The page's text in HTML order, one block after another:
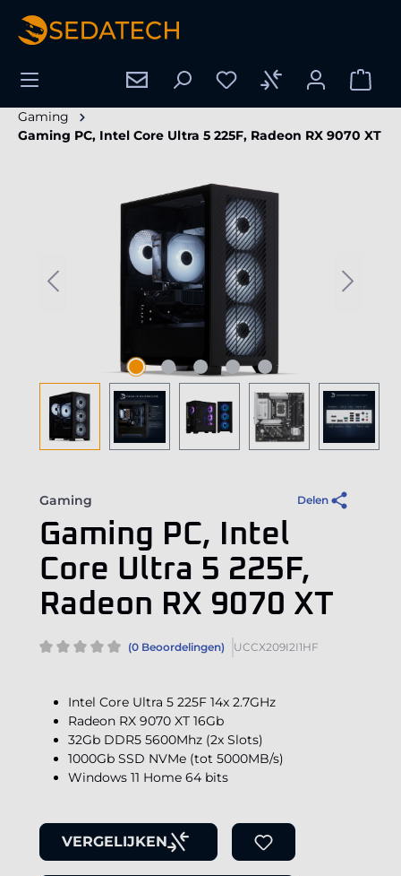
Gaming
Gaming PC, Intel Core Ultra 5 225F, Radeon RX 9070 XT
Afbeeldingengalerij overslaan
Gaming Delen
Gaming PC, Intel
Core Ultra 5 225F,
Radeon RX 9070 XT
(0 Beoordelingen) UCCX209I2I1HF
Intel Core Ultra 5 225F 14x 2.7GHz
Radeon RX 9070 XT 16Gb
32Gb DDR5 5600Mhz (2x Slots)
1000Gb SSD NVMe (tot 5000MB/s)
Windows 11 Home 64 bits
VERGELIJKEN